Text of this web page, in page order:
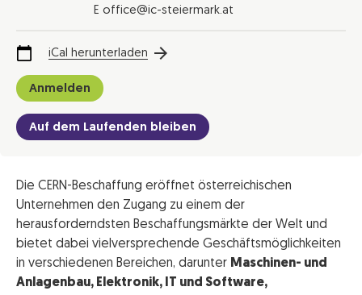
E office@ic-steiermark.at
iCal herunterladen
Anmelden
Auf dem Laufenden bleiben
Die CERN-Beschaffung eröffnet österreichischen
Unternehmen den Zugang zu einem der
herausforderndsten Beschaffungsmärkte der Welt und
bietet dabei vielversprechende Geschäftsmöglichkeiten
in verschiedenen Bereichen, darunter Maschinen- und
Anlagenbau, Elektronik, IT und Software,